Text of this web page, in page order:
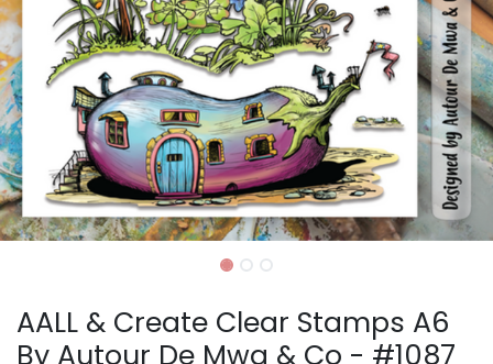
AALL & Create Clear Stamps A6
By Autour De Mwa & Co - #1087